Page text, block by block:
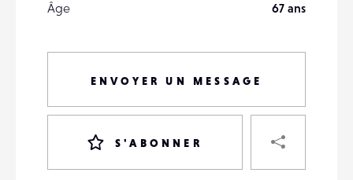
Âge
67 ans
ENVOYER UN MESSAGE
S'ABONNER